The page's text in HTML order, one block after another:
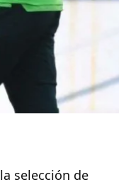
selección de